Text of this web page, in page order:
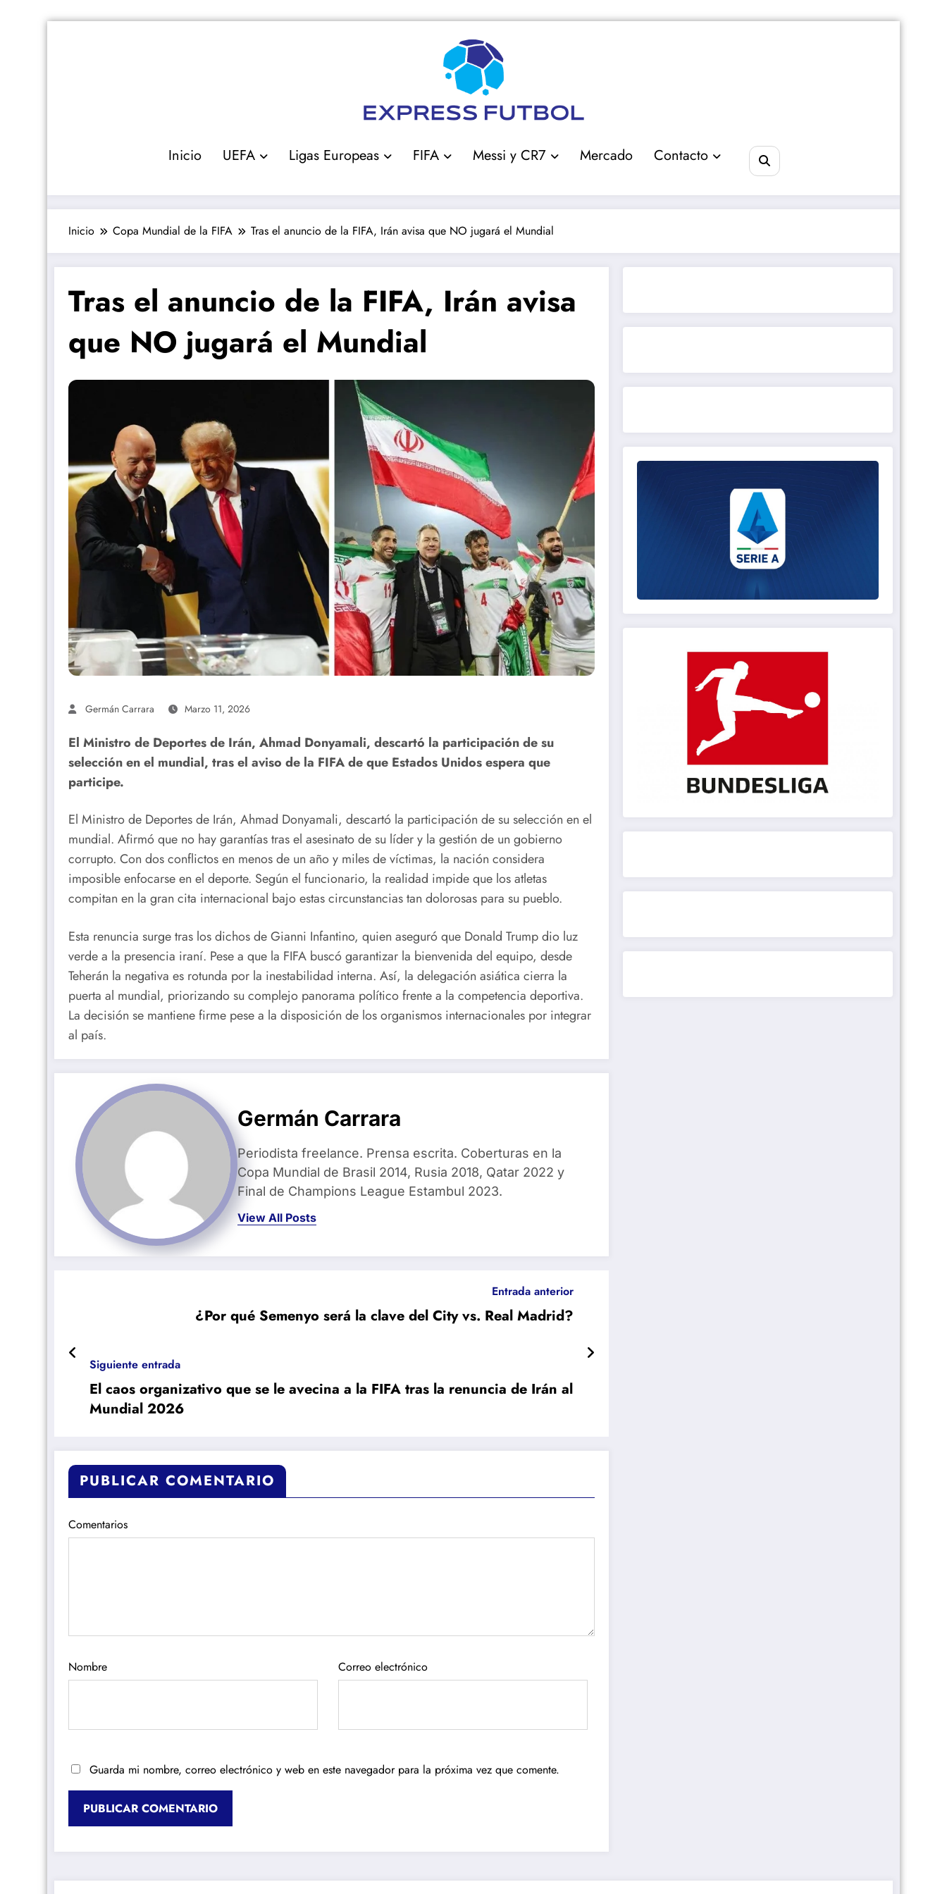
Inicio UEFA Ligas Europeas FIFA Messi y CR7 Mercado Contacto
Inicio Copa Mundial de la FIFA Tras el anuncio de la FIFA, Irán avisa que NO jugará el Mundial
Tras el anuncio de la FIFA, Irán avisa
que NO jugará el Mundial
Germán Carrara Marzo 11, 2026
El Ministro de Deportes de Irán, Ahmad Donyamali, descartó la participación de su
selección en el mundial, tras el aviso de la FIFA de que Estados Unidos espera que
participe.
El Ministro de Deportes de Irán, Ahmad Donyamali, descartó la participación de su selección en el
mundial. Afirmó que no hay garantías tras el asesinato de su líder y la gestión de un gobierno
corrupto. Con dos conflictos en menos de un año y miles de víctimas, la nación considera
imposible enfocarse en el deporte. Según el funcionario, la realidad impide que los atletas
compitan en la gran cita internacional bajo estas circunstancias tan dolorosas para su pueblo.
Esta renuncia surge tras los dichos de Gianni Infantino, quien aseguró que Donald Trump dio luz
verde a la presencia iraní. Pese a que la FIFA buscó garantizar la bienvenida del equipo, desde
Teherán la negativa es rotunda por la inestabilidad interna. Así, la delegación asiática cierra la
puerta al mundial, priorizando su complejo panorama político frente a la competencia deportiva.
La decisión se mantiene firme pese a la disposición de los organismos internacionales por integrar
al país.
Germán Carrara
Periodista freelance. Prensa escrita. Coberturas en la
Copa Mundial de Brasil 2014, Rusia 2018, Qatar 2022 y
Final de Champions League Estambul 2023.
View All Posts
Entrada anterior
¿Por qué Semenyo será la clave del City vs. Real Madrid?
Siguiente entrada
El caos organizativo que se le avecina a la FIFA tras la renuncia de Irán al
Mundial 2026
PUBLICAR COMENTARIO
Comentarios
Nombre Correo electrónico
Guarda mi nombre, correo electrónico y web en este navegador para la próxima vez que comente.